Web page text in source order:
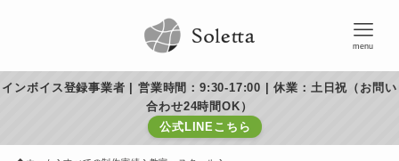
menu
インボイス登録事業者 | 営業時間：9:30-17:00 | 休業：土日祝（お問い
合わせ24時間OK）
公式LINEこちら